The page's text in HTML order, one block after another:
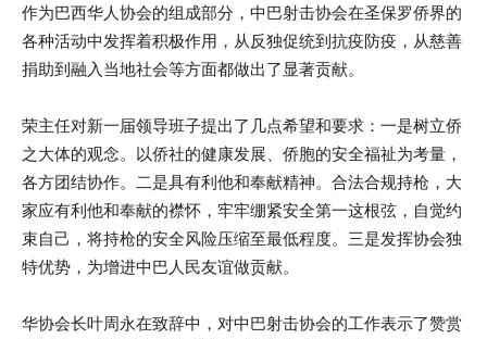
作为巴西华人协会的组成部分，中巴射击协会在圣保罗侨界的
各种活动中发挥着积极作用，从反独促统到抗疫防疫，从慈善
捐助到融入当地社会等方面都做出了显著贡献。
荣主任对新一届领导班子提出了几点希望和要求：一是树立侨
之大体的观念。以侨社的健康发展、侨胞的安全福祉为考量，
各方团结协作。二是具有利他和奉献精神。合法合规持枪，大
家应有利他和奉献的襟怀，牢牢绷紧安全第一这根弦，自觉约
束自己，将持枪的安全风险压缩至最低程度。三是发挥协会独
特优势，为增进中巴人民友谊做贡献。
华协会长叶周永在致辞中，对中巴射击协会的工作表示了赞赏